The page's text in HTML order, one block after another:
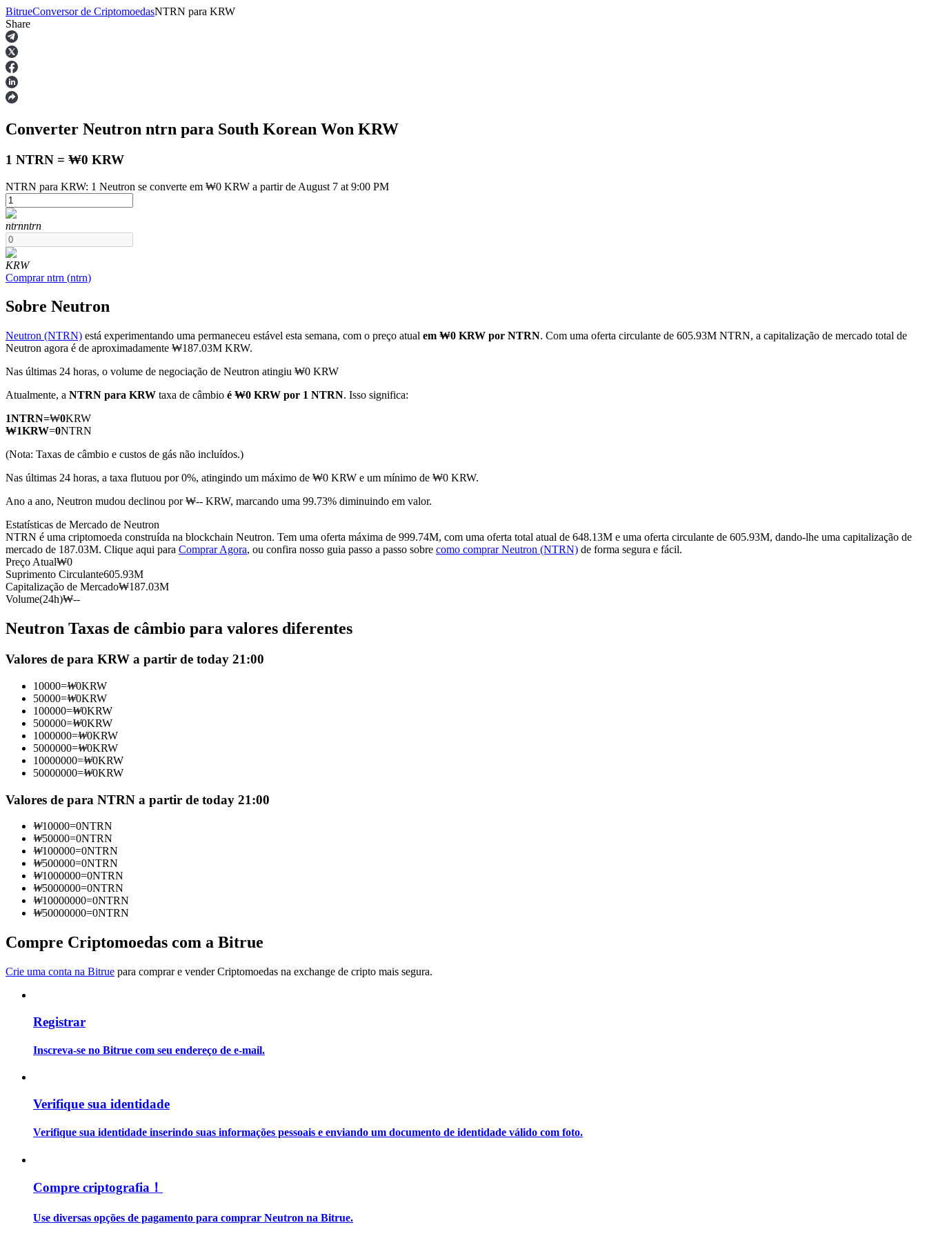
Futuros
Futuros de USDT
Futuros usando USDT como garantia
Futuros COIN-M
Futuros de criptomoeda
Futuros usando USDC como garantia
Copiar Trading
Junte-se aos principais traders
Torne-se um Trader de Cópias
Informação
Análise de big data, incluindo informações comerciais, etc.
BitrueConversor de CriptomoedasNTRN para KRW
Share
Converter Neutron ntrn para South Korean Won KRW
1 NTRN = ₩0 KRW
NTRN para KRW: 1 Neutron se converte em ₩0 KRW a partir de August 7 at 9:00 PM
ntrnntrn
KRW
Comprar ntrn (ntrn)
Sobre Neutron
Neutron (NTRN) está experimentando uma permaneceu estável esta semana, com o preço atual em ₩0 KRW por NTRN. Com uma oferta circulante de 605.93M NTRN, a capitalização de mercado total de
Neutron agora é de aproximadamente ₩187.03M KRW.
Nas últimas 24 horas, o volume de negociação de Neutron atingiu ₩0 KRW
Atualmente, a NTRN para KRW taxa de câmbio é ₩0 KRW por 1 NTRN. Isso significa:
1NTRN=₩0KRW
₩1KRW=0NTRN
(Nota: Taxas de câmbio e custos de gás não incluídos.)
Nas últimas 24 horas, a taxa flutuou por 0%, atingindo um máximo de ₩0 KRW e um mínimo de ₩0 KRW.
Ano a ano, Neutron mudou declinou por ₩-- KRW, marcando uma 99.73% diminuindo em valor.
Estatísticas de Mercado de Neutron
NTRN é uma criptomoeda construída na blockchain Neutron. Tem uma oferta máxima de 999.74M, com uma oferta total atual de 648.13M e uma oferta circulante de 605.93M, dando-lhe uma capitalização de
mercado de 187.03M. Clique aqui para Comprar Agora, ou confira nosso guia passo a passo sobre como comprar Neutron (NTRN) de forma segura e fácil.
Preço Atual₩0
Suprimento Circulante605.93M
Capitalização de Mercado₩187.03M
Volume(24h)₩--
Neutron Taxas de câmbio para valores diferentes
Valores de para KRW a partir de today 21:00
10000=₩0KRW
50000=₩0KRW
100000=₩0KRW
500000=₩0KRW
1000000=₩0KRW
5000000=₩0KRW
10000000=₩0KRW
50000000=₩0KRW
Valores de para NTRN a partir de today 21:00
₩10000=0NTRN
₩50000=0NTRN
₩100000=0NTRN
₩500000=0NTRN
₩1000000=0NTRN
₩5000000=0NTRN
₩10000000=0NTRN
₩50000000=0NTRN
Compre Criptomoedas com a Bitrue
Crie uma conta na Bitrue para comprar e vender Criptomoedas na exchange de cripto mais segura.
Registrar
Inscreva-se no Bitrue com seu endereço de e-mail.
Verifique sua identidade
Verifique sua identidade inserindo suas informações pessoais e enviando um documento de identidade válido com foto.
Compre criptografia！
Use diversas opções de pagamento para comprar Neutron na Bitrue.